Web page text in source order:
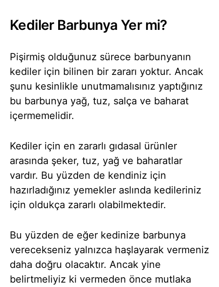
Kediler Barbunya Yer mi?
Pişirmiş olduğunuz sürece barbunyanın
kediler için bilinen bir zararı yoktur. Ancak
şunu kesinlikle unutmamalısınız yaptığınız
bu barbunya yağ, tuz, salça ve baharat
içermemelidir.
Kediler için en zararlı gıdasal ürünler
arasında şeker, tuz, yağ ve baharatlar
vardır. Bu yüzden de kendiniz için
hazırladığınız yemekler aslında kedileriniz
için oldukça zararlı olabilmektedir.
Bu yüzden de eğer kedinize barbunya
verecekseniz yalnızca haşlayarak vermeniz
daha doğru olacaktır. Ancak yine
belirtmeliyiz ki vermeden önce mutlaka